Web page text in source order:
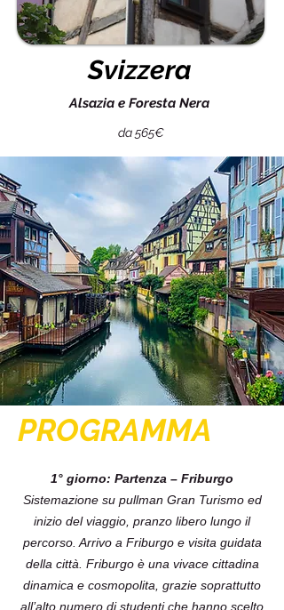
Svizzera
Alsazia e Foresta Nera
da 565€
PROGRAMMA
1° giorno: Partenza – Friburgo
Sistemazione su pullman Gran Turismo ed
inizio del viaggio, pranzo libero lungo il
percorso. Arrivo a Friburgo e visita guidata
della città. Friburgo è una vivace cittadina
dinamica e cosmopolita, grazie soprattutto
all’alto numero di studenti che hanno scelto